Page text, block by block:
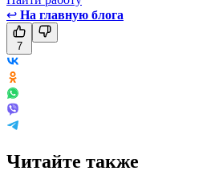
↩ На главную блога
7
Читайте также